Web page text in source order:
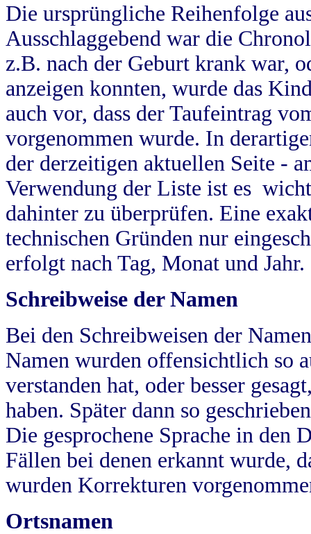
Die ursprüngliche Reihenfolge
Ausschlaggebend war die
z.B. nach der Geburt krank war,
anzeigen konnten, wurde das
auch vor, dass der Taufeintrag
vorgenommen wurde. In
der derzeitigen aktuellen Seite -
Verwendung der Liste ist es
dahinter zu überprüfen. Eine
technischen Gründen nur
erfolgt nach Tag, Monat und Jahr.
Schreibweise der Namen
Bei den Schreibweisen der
Namen wurden offensichtlich so
verstanden hat, oder besser
haben. Später dann so
Die gesprochene Sprache in
Fällen bei denen erkannt wurde,
wurden Korrekturen
Ortsnamen